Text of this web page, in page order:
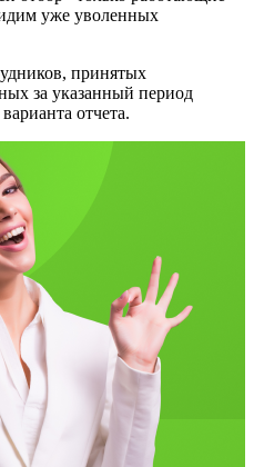
уже уволенных
принятых
за указанный период
отчета.